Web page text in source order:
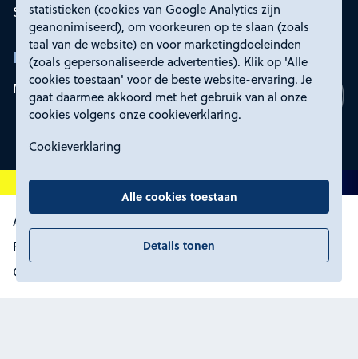
statistieken (cookies van Google Analytics zijn
geanonimiseerd), om voorkeuren op te slaan (zoals
taal van de website) en voor marketingdoeleinden
(zoals gepersonaliseerde advertenties). Klik op 'Alle
cookies toestaan' voor de beste website-ervaring. Je
gaat daarmee akkoord met het gebruik van al onze
cookies volgens onze cookieverklaring.
Cookieverklaring
Alle cookies toestaan
Details tonen
Service en contact
Rd4
Mijn Rd4
Algemene voorwaarden
Proclaimer, toegankelijkheid en privacy
Certificering